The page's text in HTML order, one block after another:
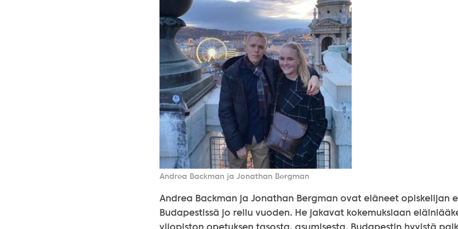
Andrea Backman ja Jonathan Bergman
Andrea Backman ja Jonathan Bergman ovat eläneet opiskelijan
Budapestissä jo reilu vuoden. He jakavat kokemuksiaan